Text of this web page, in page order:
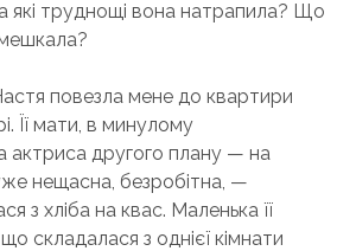
які труднощі вона натрапила? Що
повезла мене до квартири
Її мати, в минулому
актриса другого плану — на
нещасна, безробітна, —
з хліба на квас. Маленька її
складалася з однієї кімнати